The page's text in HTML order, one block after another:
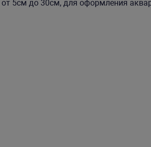
5см до 30см, для оформления